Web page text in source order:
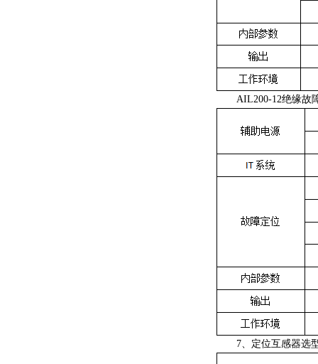
AIL200-12绝缘故
7、定位互感器选